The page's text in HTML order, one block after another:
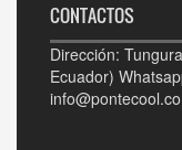
CONTACTOS
Dirección:
Ecuador)